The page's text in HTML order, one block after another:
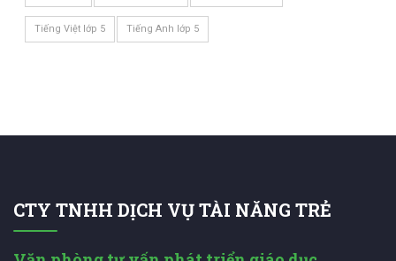
Tiếng Việt lớp 5 Tiếng Anh lớp 5
CTY TNHH DỊCH VỤ TÀI NĂNG TRẺ